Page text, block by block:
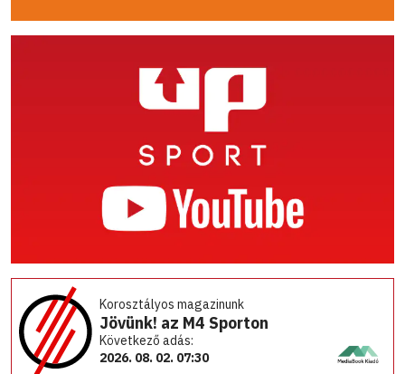
Korosztályos magazinunk
Jövünk! az M4 Sporton
Következő adás:
2026. 08. 02. 07:30